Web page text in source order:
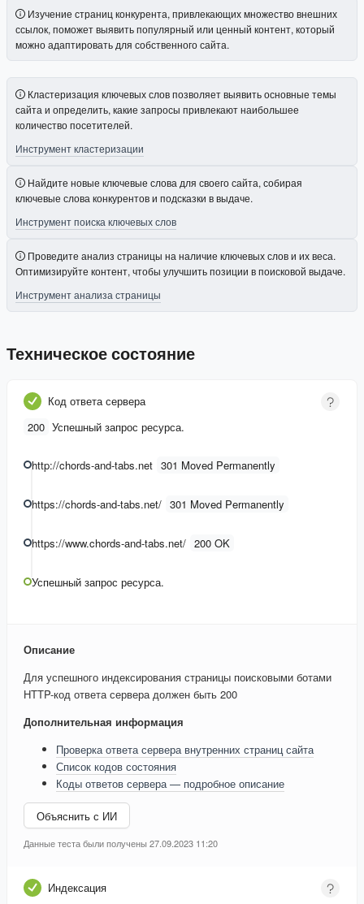
Изучение страниц конкурента, привлекающих множество внешних
ссылок, поможет выявить популярный или ценный контент, который
можно адаптировать для собственного сайта.
Кластеризация ключевых слов позволяет выявить основные темы
сайта и определить, какие запросы привлекают наибольшее
количество посетителей.
Инструмент кластеризации
Найдите новые ключевые слова для своего сайта, собирая
ключевые слова конкурентов и подсказки в выдаче.
Инструмент поиска ключевых слов
Проведите анализ страницы на наличие ключевых слов и их веса.
Оптимизируйте контент, чтобы улучшить позиции в поисковой выдаче.
Инструмент анализа страницы
Техническое состояние
Код ответа сервера
200 Успешный запрос ресурса.
http://chords-and-tabs.net 301 Moved Permanently
https://chords-and-tabs.net/ 301 Moved Permanently
https://www.chords-and-tabs.net/ 200 OK
Успешный запрос ресурса.
Описание
Для успешного индексирования страницы поисковыми ботами
HTTP-код ответа сервера должен быть 200
Дополнительная информация
Проверка ответа сервера внутренних страниц сайта
Список кодов состояния
Коды ответов сервера — подробное описание
Объяснить с ИИ
Данные теста были получены 27.09.2023 11:20
Индексация